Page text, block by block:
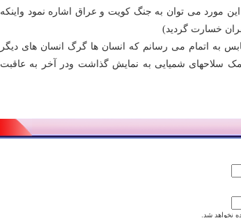
مورد می توان به جنگ کویت و عراق اشاره نمود واینکه
خسارت گردید)
به اتمام می رسانم که انسان ها گرگ انسان های دیگر
سلاحهای شمیایی به نمایش گذاشت ودر آخر به عاقبت
نخواهد شد.